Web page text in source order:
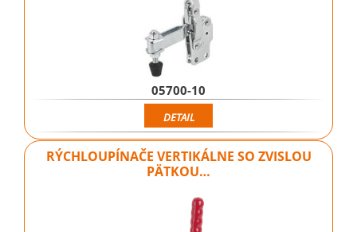
05700-10
DETAIL
RÝCHLOUPÍNAČE VERTIKÁLNE SO ZVISLOU
PÄTKOU…